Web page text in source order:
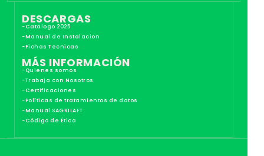
DESCARGAS
-Catalogo 2025
-Manual de Instalacion
-Fichas Tecnicas
MÁS INFORMACIÓN
-Quienes somos
-Trabaja con Nosotros
-Certificaciones
-Políticas de tratamientos de datos
-Manual SAGRILAFT
-Código de Ética